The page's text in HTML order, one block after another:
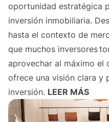
oportunidad estratégica
inversión inmobiliaria.
hasta el contexto de
que muchos inversores
aprovechar al máximo el
ofrece una visión clara y
inversión. LEER MÁS